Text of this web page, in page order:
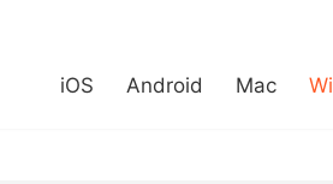
iOS Android Mac